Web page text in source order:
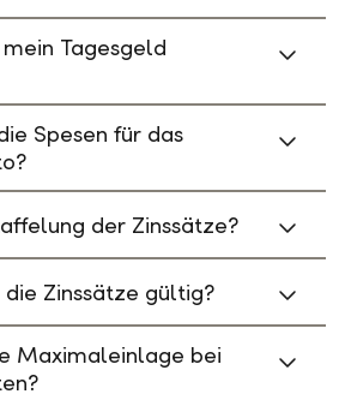
Tagesgeld
Spesen für das
der Zinssätze?
Zinssätze gültig?
Maximaleinlage bei